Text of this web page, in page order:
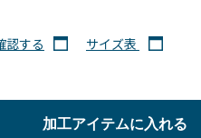
認する サイズ表
加工アイテムに入れる